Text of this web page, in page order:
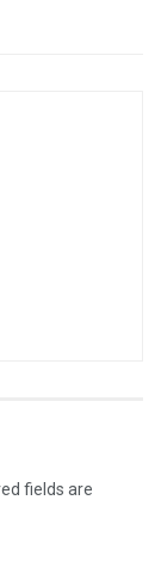
fields are